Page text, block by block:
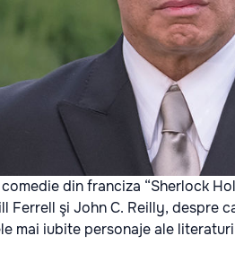
din franciza “Sherlock
Ferrell şi John C. Reilly, despre
mai iubite personaje ale